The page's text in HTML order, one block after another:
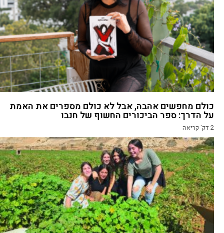
כולם מחפשים אהבה, אבל לא כולם מספרים את האמת
על הדרך: ספר הביכורים החשוף של חנבו
2דק' קריאה